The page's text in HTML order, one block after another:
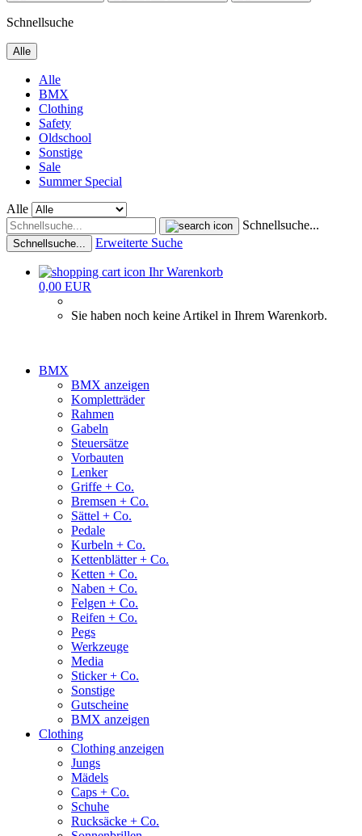
Schnellsuche
Alle
Alle
BMX
Clothing
Safety
Oldschool
Sonstige
Sale
Summer Special
Alle
Schnellsuche...
Schnellsuche... Erweiterte Suche
Ihr Warenkorb
0,00 EUR
Sie haben noch keine Artikel in Ihrem Warenkorb.
BMX
BMX anzeigen
Kompletträder
Rahmen
Gabeln
Steuersätze
Vorbauten
Lenker
Griffe + Co.
Bremsen + Co.
Sättel + Co.
Pedale
Kurbeln + Co.
Kettenblätter + Co.
Ketten + Co.
Naben + Co.
Felgen + Co.
Reifen + Co.
Pegs
Werkzeuge
Media
Sticker + Co.
Sonstige
Gutscheine
BMX anzeigen
Clothing
Clothing anzeigen
Jungs
Mädels
Caps + Co.
Schuhe
Rucksäcke + Co.